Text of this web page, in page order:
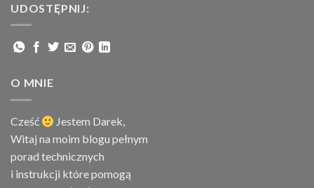
UDOSTĘPNIJ:
O MNIE
Cześć Jestem Darek,
Witaj na moim blogu pełnym
porad technicznych
i instrukcji które pomogą